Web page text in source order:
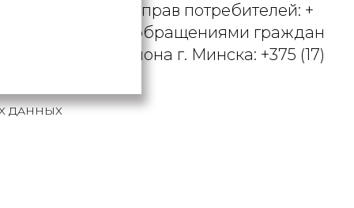
о защите прав потребителей: +
по работе с обращениями граждан
района г. Минска: +375 (17)
ДАННЫХ